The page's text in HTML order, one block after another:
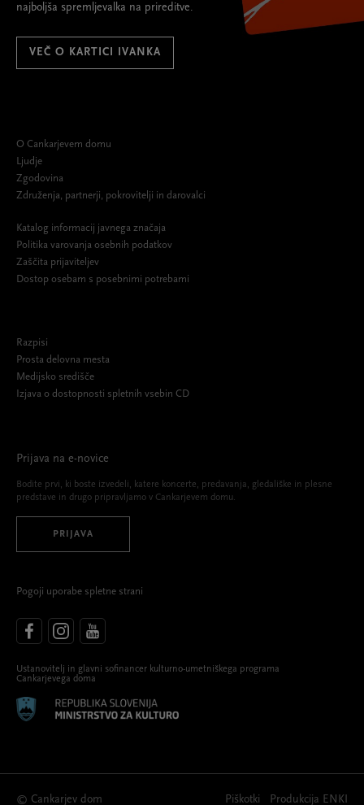
najboljša spremljevalka na prireditve.
VEČ O KARTICI IVANKA
O Cankarjevem domu
Ljudje
Zgodovina
Združenja, partnerji, pokrovitelji in darovalci
Katalog informacij javnega značaja
Politika varovanja osebnih podatkov
Zaščita prijaviteljev
Dostop osebam s posebnimi potrebami
Razpisi
Prosta delovna mesta
Medijsko središče
Izjava o dostopnosti spletnih vsebin CD
Prijava na e-novice
Bodite prvi, ki boste izvedeli, katere koncerte, predavanja, gledališke in plesne
predstave in drugo pripravljamo v Cankarjevem domu.
PRIJAVA
Pogoji uporabe spletne strani
Ustanovitelj in glavni sofinancer kulturno-umetniškega programa
Cankarjevega doma
© Cankarjev dom Piškotki Produkcija ENKI